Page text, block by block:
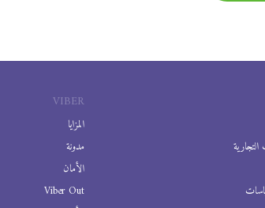
VIBER
المزايا
مدونة
الأمان
Viber Out